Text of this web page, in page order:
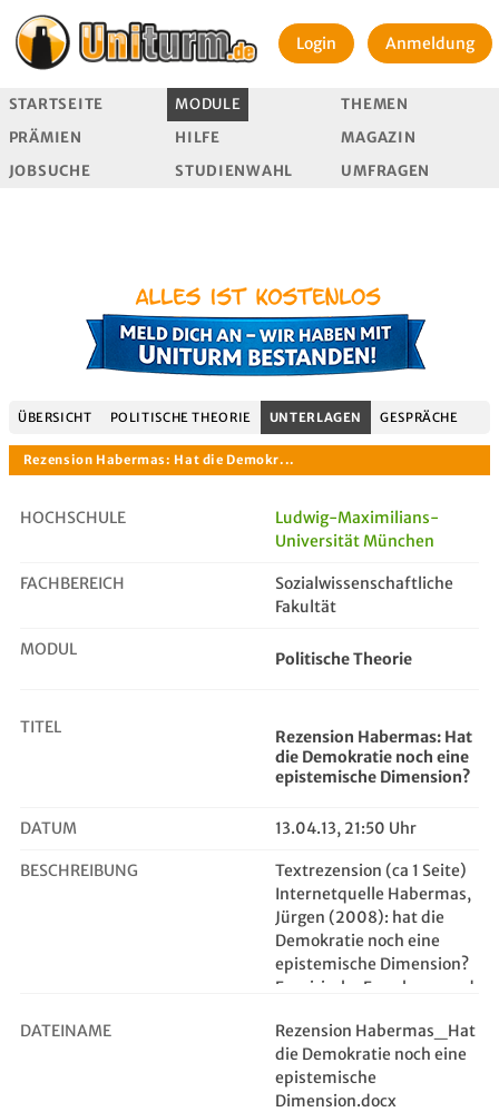
Login Anmeldung
STARTSEITE MODULE
THEMEN
PRÄMIEN
HILFE
MAGAZIN
JOBSUCHE
STUDIENWAHL UMFRAGEN
ÜBERSICHT POLITISCHE THEORIE UNTERLAGEN GESPRÄCHE
Rezension Habermas: Hat die Demokr...
HOCHSCHULE
Ludwig-Maximilians-
Universität München
FACHBEREICH
Sozialwissenschaftliche
Fakultät
MODUL Politische Theorie
TITEL
Rezension Habermas: Hat
die Demokratie noch eine
epistemische Dimension?
DATUM 13.04.13, 21:50 Uhr
BESCHREIBUNG
Textrezension (ca 1 Seite)
Internetquelle Habermas,
Jürgen (2008): hat die
Demokratie noch eine
epistemische Dimension?
Empirische Forschung und
Ders.: Ach, Europa.
Suhrkamp, §138-191.
(Basistext, Politikgruppe)
DATEINAME
Rezension Habermas_Hat
die Demokratie noch eine
epistemische
Dimension.docx